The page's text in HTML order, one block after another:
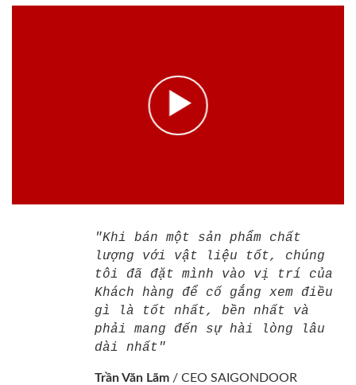
"Khi bán một sản phẩm chất
lượng với vật liệu tốt, chúng
tôi đã đặt mình vào vị trí của
Khách hàng để cố gắng xem điều
gì là tốt nhất, bền nhất và
phải mang đến sự hài lòng lâu
dài nhất"
Trần Văn Lãm / CEO SAIGONDOOR